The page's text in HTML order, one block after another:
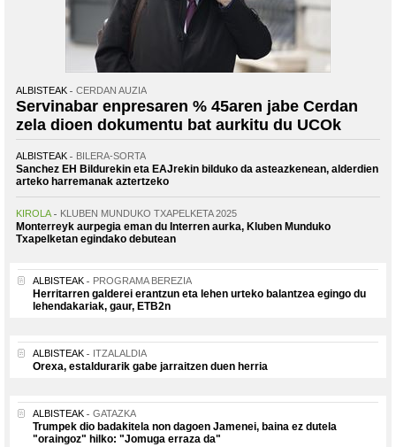
ALBISTEAK CERDAN AUZIA
Servinabar enpresaren % 45aren jabe Cerdan
zela dioen dokumentu bat aurkitu du UCOk
ALBISTEAK BILERA-SORTA
Sanchez EH Bildurekin eta EAJrekin bilduko da asteazkenean, alderdien
arteko harremanak aztertzeko
KIROLA KLUBEN MUNDUKO TXAPELKETA 2025
Monterreyk aurpegia eman du Interren aurka, Kluben Munduko
Txapelketan egindako debutean
ALBISTEAK PROGRAMA BEREZIA
Herritarren galderei erantzun eta lehen urteko balantzea egingo du
lehendakariak, gaur, ETB2n
ALBISTEAK ITZALALDIA
Orexa, estaldurarik gabe jarraitzen duen herria
ALBISTEAK GATAZKA
Trumpek dio badakitela non dagoen Jamenei, baina ez dutela
"oraingoz" hilko: "Jomuga erraza da"